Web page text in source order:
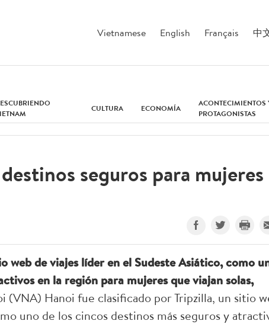
Vietnamese English Français 中
CULTURA ECONOMÍA
ACONTECIMIENTOS
PROTAGONISTAS
seguros para mujeres
web de viajes líder en el Sudeste Asiático, como
en la región para mujeres que viajan solas,
(VNA) Hanoi fue clasificado por Tripzilla, un sitio
uno de los cincos destinos más seguros y